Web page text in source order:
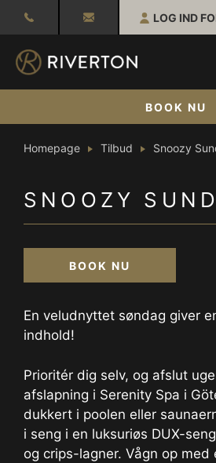
LOG IND
BOOK NU
Homepage Tilbud Snoozy
SNOOZY
BOOK NU
En veludnyttet søndag giver
indhold!
Prioritér dig selv, og afslut
afslapning i Serenity Spa i
dukkert i poolen eller
i seng i en luksuriøs DUX-
og crips-lagner. Vågn op